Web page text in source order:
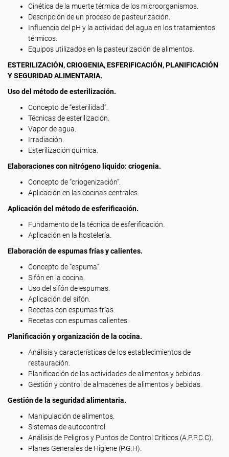
Cinética de la muerte térmica de los microorganismos.
Descripción de un proceso de pasteurización.
Influencia del pH y la actividad del agua en los tratamientos
térmicos.
Equipos utilizados en la pasteurización de alimentos.
ESTERILIZACIÓN, CRIOGENIA, ESFERIFICACIÓN, PLANIFICACIÓN
Y SEGURIDAD ALIMENTARIA.
Uso del método de esterilización.
Concepto de “esterilidad”.
Técnicas de esterilización.
Vapor de agua.
Irradiación.
Esterilización química.
Elaboraciones con nitrógeno líquido: criogenia.
Concepto de “criogenización”.
Aplicación en las cocinas centrales.
Aplicación del método de esferificación.
Fundamento de la técnica de esferificación.
Aplicación en la hostelería.
Elaboración de espumas frías y calientes.
Concepto de “espuma”.
Sifón en la cocina.
Uso del sifón de espumas.
Aplicación del sifón.
Recetas con espumas frías.
Recetas con espumas calientes.
Planificación y organización de la cocina.
Análisis y características de los establecimientos de
restauración.
Planificación de las actividades de alimentos y bebidas.
Gestión y control de almacenes de alimentos y bebidas.
Gestión de la seguridad alimentaria.
Manipulación de alimentos.
Sistemas de autocontrol.
Análisis de Peligros y Puntos de Control Críticos (A.P.P.C.C).
Planes Generales de Higiene (P.G.H).